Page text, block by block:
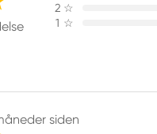
2 ☆
1 ☆
siden